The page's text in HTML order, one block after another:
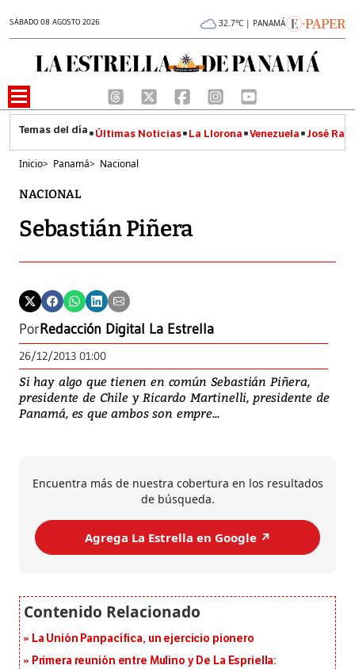
SÁBADO 08 AGOSTO 2026 32.7°C | PANAMÁ
Últimas Noticias La Llorona Venezuela José
Inicio> Panamá> Nacional
NACIONAL
Sebastián Piñera
PorRedacción Digital La Estrella
26/12/2013 01:00
Si hay algo que tienen en común Sebastián Piñera,
presidente de Chile y Ricardo Martinelli, presidente de
Panamá, es que ambos son empre...
Encuentra más de nuestra cobertura en los resultados
de búsqueda.
Agrega La Estrella en Google ↗️
La Unión Panpacífica, un ejercicio pionero
Primera reunión entre Mulino y De La Espriella: